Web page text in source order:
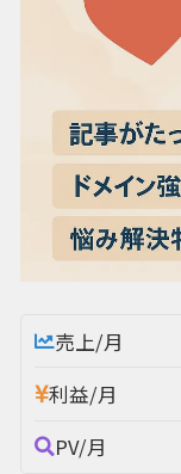
売上/月
利益/月
PV/月